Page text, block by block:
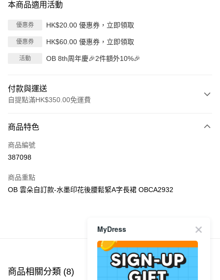
本商品適用活動
優惠券 HK$20.00 優惠券，立即領取
優惠券 HK$60.00 優惠券，立即領取
活動 OB 8th周年慶🎉2件額外10%🎉
付款與運送
自提點滿HK$350.00免運費
信用卡
Apple Pay
PayMe
每筆HK$40.00，滿HK$350.00或以上免運費
付款後順豐站及營業點
商品特色
商品編號
387098
商品重點
OB 雲朵自訂款-水墨印花後腰鬆緊A字長裙 OBCA2932
商品推薦
商品相關分類 (8)
MyDress